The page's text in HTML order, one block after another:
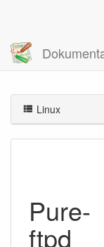
Zuletzt angesehen
Linux
Pure-
ftpd